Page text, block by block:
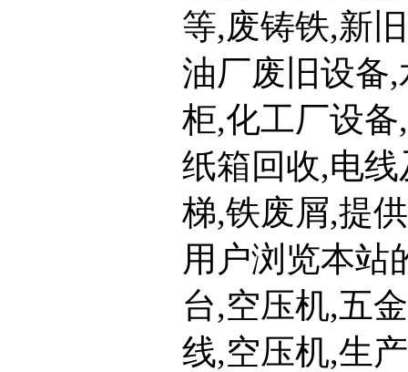
等,废铸铁,新
油厂废旧设备
柜,化工厂设
纸箱回收,电
梯,铁废屑,提
用户浏览本站
台,空压机,五
线,空压机,生